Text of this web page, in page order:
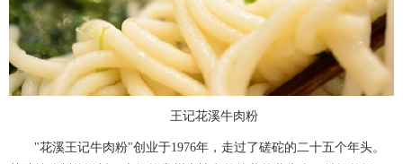
王记花溪牛肉粉
"花溪王记牛肉粉"创业于1976年，走过了磋砣的二十五个年头。